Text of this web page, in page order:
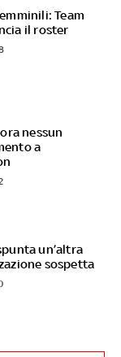
Team
il roster
nessun
a
un’altra
sospetta